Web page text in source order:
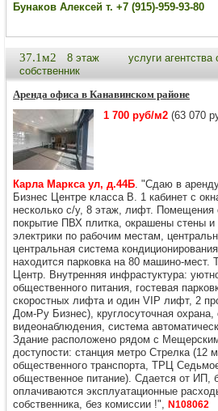
Бунаков Алексей т. +7 (915)-959-93-80
37.1м2 8 этаж
услуги агентства
собственник
Аренда офиса в Канавинском районе
1 700 руб/м2 (63 070
Карла Маркса ул, д.44Б. "Сдаю в
Бизнес Центре класса В. 1 кабинет с
несколько с/у, 8 этаж, лифт. Помещения
покрытие ПВХ плитка, окрашены стены и
электрики по рабочим местам,
центральная система
находится парковка на 80 машино-мест.
Центр. Внутренняя инфрастуктура:
общественного питания, гостевая
скоростных лифта и один VIP лифт, 2
Дом-Ру Бизнес), круглосуточная охрана,
видеонаблюдения, система
Здание расположено рядом с
доступости: станция метро Стрелка (12
общественного транспорта, ТРЦ
общественное питание). Сдается от ИП,
оплачиваются эксплуатационные
собственника, без комиссии !", N108062